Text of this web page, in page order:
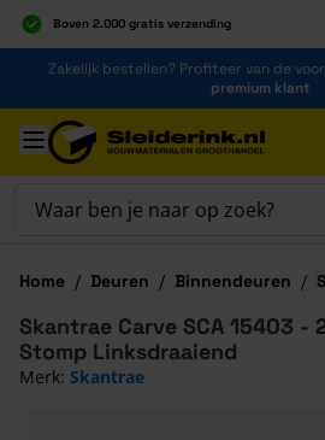
Boven 2.000 gratis verzending
Al 40 jaar dé specialist
Alles onder één dak
Ga naar de inhoud
Zakelijk bestellen? Profiteer van de
premium klant
Ga naar hoofdinhoud
Home / Deuren / Binnendeuren /
Skantrae Carve SCA 15403 -
Stomp Linksdraaiend
Merk: Skantrae